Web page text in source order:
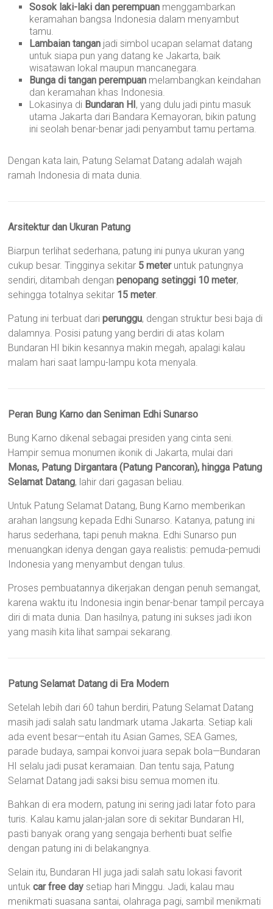
Sosok laki-laki dan perempuan menggambarkan
keramahan bangsa Indonesia dalam menyambut
tamu.
Lambaian tangan jadi simbol ucapan selamat datang
untuk siapa pun yang datang ke Jakarta, baik
wisatawan lokal maupun mancanegara.
Bunga di tangan perempuan melambangkan keindahan
dan keramahan khas Indonesia.
Lokasinya di Bundaran HI, yang dulu jadi pintu masuk
utama Jakarta dari Bandara Kemayoran, bikin patung
ini seolah benar-benar jadi penyambut tamu pertama.
Dengan kata lain, Patung Selamat Datang adalah wajah
ramah Indonesia di mata dunia.
Arsitektur dan Ukuran Patung
Biarpun terlihat sederhana, patung ini punya ukuran yang
cukup besar. Tingginya sekitar 5 meteruntuk patungnya
sendiri, ditambah denganpenopang setinggi 10 meter,
sehingga totalnya sekitar 15 meter.
Patung ini terbuat dariperunggu, dengan struktur besi baja di
dalamnya. Posisi patung yang berdiri di atas kolam
Bundaran HI bikin kesannya makin megah, apalagi kalau
malam hari saat lampu-lampu kota menyala.
Peran Bung Karno dan Seniman Edhi Sunarso
Bung Karno dikenal sebagai presiden yang cinta seni.
Hampir semua monumen ikonik di Jakarta, mulai dari
Monas, Patung Dirgantara (Patung Pancoran), hingga Patung
Selamat Datang, lahir dari gagasan beliau.
Untuk Patung Selamat Datang, Bung Karno memberikan
arahan langsung kepada Edhi Sunarso. Katanya, patung ini
harus sederhana, tapi penuh makna. Edhi Sunarso pun
menuangkan idenya dengan gaya realistis: pemuda-pemudi
Indonesia yang menyambut dengan tulus.
Proses pembuatannya dikerjakan dengan penuh semangat,
karena waktu itu Indonesia ingin benar-benar tampil percaya
diri di mata dunia. Dan hasilnya, patung ini sukses jadi ikon
yang masih kita lihat sampai sekarang.
Patung Selamat Datang di Era Modern
Setelah lebih dari 60 tahun berdiri, Patung Selamat Datang
masih jadi salah satu landmark utama Jakarta. Setiap kali
ada event besar—entah itu Asian Games, SEA Games,
parade budaya, sampai konvoi juara sepak bola—Bundaran
HI selalu jadi pusat keramaian. Dan tentu saja, Patung
Selamat Datang jadi saksi bisu semua momen itu.
Bahkan di era modern, patung ini sering jadi latar foto para
turis. Kalau kamu jalan-jalan sore di sekitar Bundaran HI,
pasti banyak orang yang sengaja berhenti buat selfie
dengan patung ini di belakangnya.
Selain itu, Bundaran HI juga jadi salah satu lokasi favorit
untukcar free day setiap hari Minggu. Jadi, kalau mau
menikmati suasana santai, olahraga pagi, sambil menikmati